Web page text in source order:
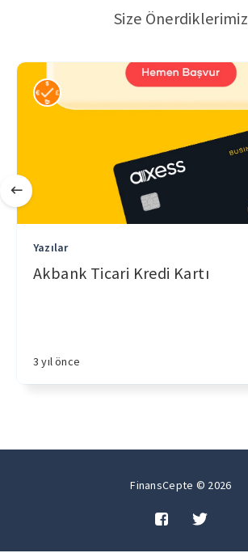
Size Önerdiklerimiz
Yazılar
Akbank Ticari Kredi Kartı
3 yıl önce
FinansCepte © 2026